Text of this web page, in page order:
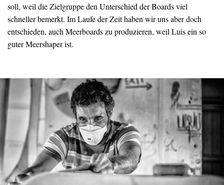
soll, weil die Zielgruppe den Unterschied der Boards viel
schneller bemerkt. Im Laufe der Zeit haben wir uns aber doch
entschieden, auch Meerboards zu produzieren, weil Luis ein so
guter Meershaper ist.​​